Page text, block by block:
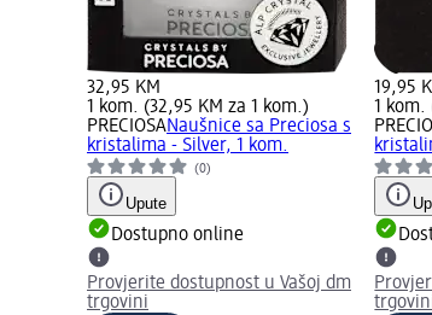
32,95 KM
1 kom. (32,95 KM za 1 kom.)
PRECIOSANaušnice sa Preciosa s
kristalima - Silver, 1 kom.
(0)
Upute
Dostupno online
Provjerite dostupnost u Vašoj dm
trgovini
19,95
1 kom.